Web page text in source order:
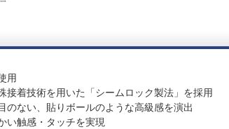
用
接着技術を用いた「シームロック製法」を採用
のない、貼りボールのような高級感を演出
い触感・タッチを実現